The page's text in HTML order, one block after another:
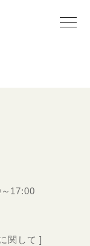
17:00
関して ]